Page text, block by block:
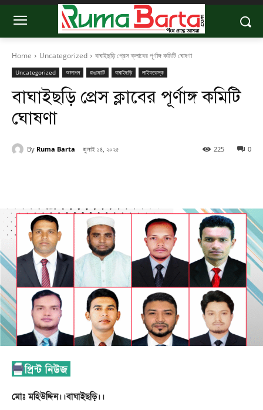
Home Uncategorized বাঘাইছড়ি প্রেস ক্লাবের পূর্ণাঙ্গ কমিটি ঘোষণা
Uncategorized আলাপন রাঙামাটি বাঘাইছড়ি লাইফডেস্ক
বাঘাইছড়ি প্রেস ক্লাবের পূর্ণাঙ্গ কমিটি
ঘোষণা
By Ruma Barta জুলাই ১৪, ২০২৫ 0
225
মোঃ মহিউদ্দিন।।বাঘাইছড়ি।।